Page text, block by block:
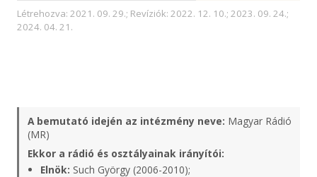
Létrehozva: 2021. 09. 29.; Revíziók: 2022. 12. 10.; 2023. 09. 24.;
2024. 04. 21.
A bemutató idején az intézmény neve: Magyar Rádió
(MR)
Ekkor a rádió és osztályainak irányítói:
Elnök: Such György (2006-2010);